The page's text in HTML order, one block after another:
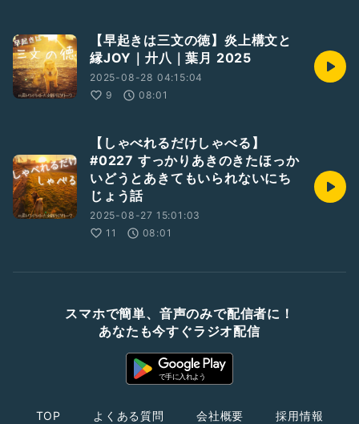
【早起きは三文の徳】炎上構文と
縁JOY｜廾八｜葉月 2025
2025-08-28 04:15:04
9
08:01
【しゃべれるだけしゃべる】
#0227 すっかりあきのきたほっか
いどうとあきてもいられないにち
じょう話
2025-08-27 15:01:03
11
08:01
スマホで簡単、音声のみで配信者に！
あなたも今すぐラジオ配信
TOP よくある質問 会社概要 採用情報